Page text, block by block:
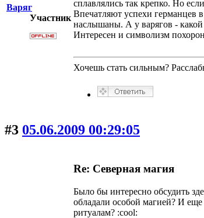
Варяг
Участник
сплавлялись так крепко. Но
Впечатляют успехи германцев
наслышаны. А у варягов - какой
Интересен и символизм
Хочешь стать сильным?
#3 05.06.2009 00:29:05
Re: Северная магия
Было бы интересно обсудить
обладали особой магией? И
ритуалам? :cool: